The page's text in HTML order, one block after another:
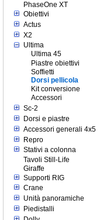
PhaseOne XT
Obiettivi
Actus
X2
Ultima
Ultima 45
Piastre obiettivi
Soffietti
Dorsi pellicola
Kit conversione
Accessori
Sc-2
Dorsi e piastre
Accessori generali 4x5
Repro
Stativi a colonna
Tavoli Still-Life
Giraffe
Supporti RIG
Crane
Unità panoramiche
Piedistalli